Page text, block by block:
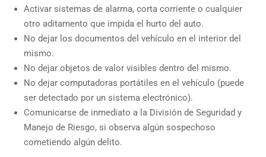
Activar sistemas de alarma, corta corriente o cualquier
otro aditamento que impida el hurto del auto.
No dejar los documentos del vehículo en el interior del
mismo.
No dejar objetos de valor visibles dentro del mismo.
No dejar computadoras portátiles en el vehículo (puede
ser detectado por un sistema electrónico).
Comunicarse de inmediato a la División de Seguridad y
Manejo de Riesgo, si observa algún sospechoso
cometiendo algún delito.